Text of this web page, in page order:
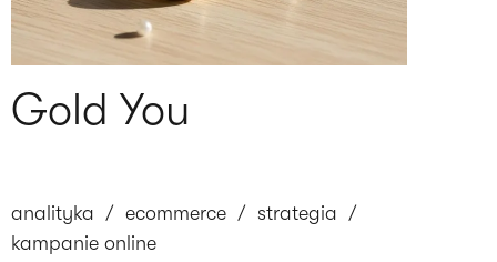
Gold You
analityka / ecommerce / strategia /
kampanie online